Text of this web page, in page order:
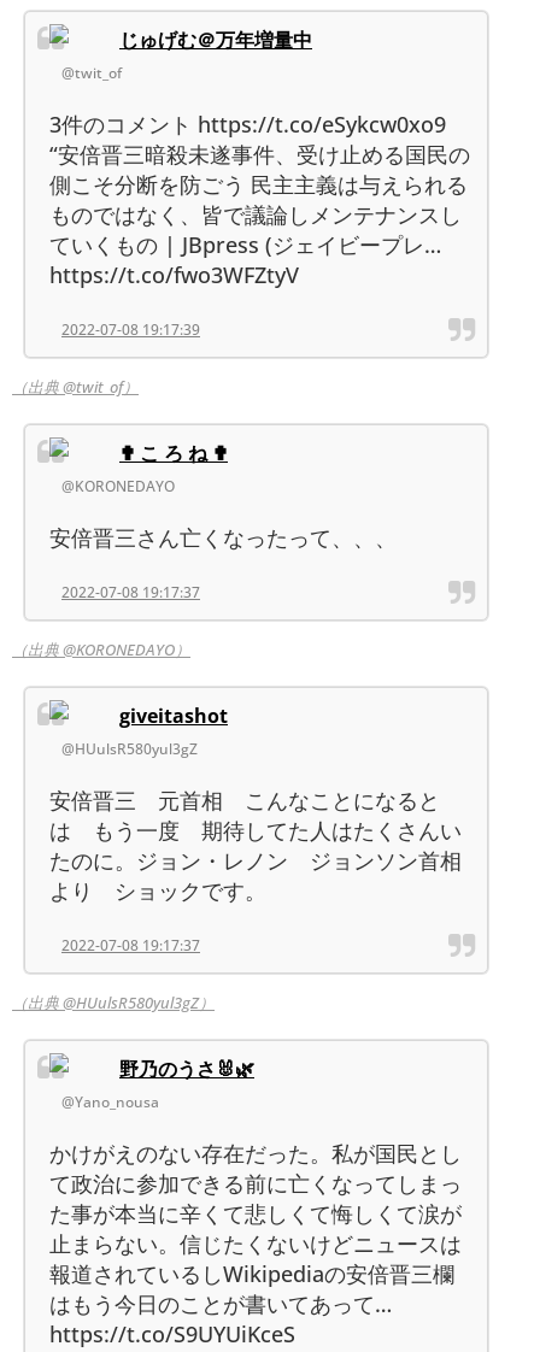
じゅげむ＠万年増量中
@twit_of
3件のコメント https://t.co/eSykcw0xo9
“安倍晋三暗殺未遂事件、受け止める国民の
側こそ分断を防ごう 民主主義は与えられる
ものではなく、皆で議論しメンテナンスし
ていくもの | JBpress (ジェイビープレ…
https://t.co/fwo3WFZtyV
2022-07-08 19:17:39
（出典 @twit_of）
✟ こ ろ ね ✟
@KORONEDAYO
安倍晋三さん亡くなったって、、、
2022-07-08 19:17:37
（出典 @KORONEDAYO）
giveitashot
@HUulsR580yul3gZ
安倍晋三 元首相 こんなことになると
は もう一度 期待してた人はたくさんい
たのに。ジョン・レノン ジョンソン首相
より ショックです。
2022-07-08 19:17:37
（出典 @HUulsR580yul3gZ）
野乃のうさ🐰🌿
@Yano_nousa
かけがえのない存在だった。私が国民とし
て政治に参加できる前に亡くなってしまっ
た事が本当に辛くて悲しくて悔しくて涙が
止まらない。信じたくないけどニュースは
報道されているしWikipediaの安倍晋三欄
はもう今日のことが書いてあって…
https://t.co/S9UYUiKceS